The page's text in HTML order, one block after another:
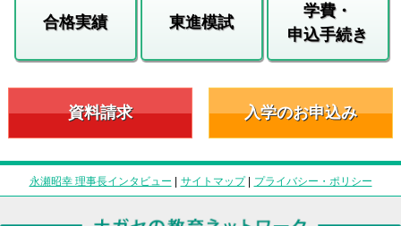
合格実績 東進模試
学費・
申込手続き
資料請求 入学のお申込み
永瀬昭幸 理事長インタビュー | サイトマップ| プライバシー・ポリシー